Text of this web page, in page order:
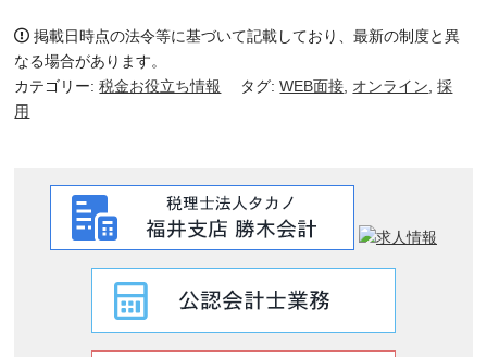
掲載日時点の法令等に基づいて記載しており、最新の制度と異
なる場合があります。
カテゴリー:税金お役立ち情報 タグ:WEB面接 オンライン ,採
用